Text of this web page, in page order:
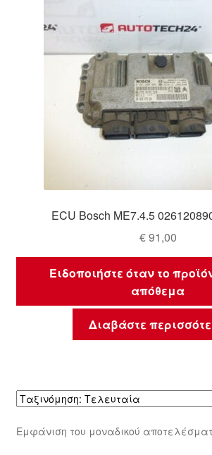
ECU Bosch ME7.4.5
€91,00
Ειδοποιήστε όταν το
απόθεμα
Διαβάστε
Εμφάνιση του μοναδικού